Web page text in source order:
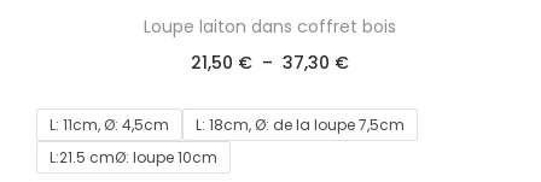
Loupe laiton dans coffret bois
21,50 € – 37,30 €
L: 11cm, Ø: 4,5cm
L: 18cm, Ø: de la loupe 7,5cm
L:21.5 cmØ: loupe 10cm